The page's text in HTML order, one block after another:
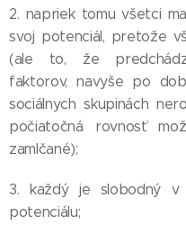
2. napriek tomu všetci
svoj potenciál, pretože
(ale to, že
faktorov, navyše po
sociálnych skupinách
počiatočná rovnosť
zamlčané);
3. každý je slobodný v
potenciálu;